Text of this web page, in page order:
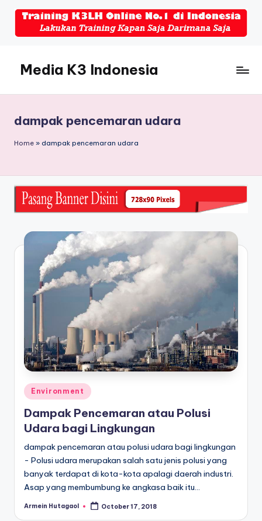
Media K3 Indonesia
Seputar
Dunia
K3LH
dampak pencemaran udara
Home » dampak pencemaran udara
Posted
in
Environment
Dampak Pencemaran atau Polusi
Udara bagi Lingkungan
dampak pencemaran atau polusi udara bagi lingkungan
- Polusi udara merupakan salah satu jenis polusi yang
banyak terdapat di kota-kota apalagi daerah industri.
Asap yang membumbung ke angkasa baik itu…
Posted
Armein Hutagaol October 17, 2018